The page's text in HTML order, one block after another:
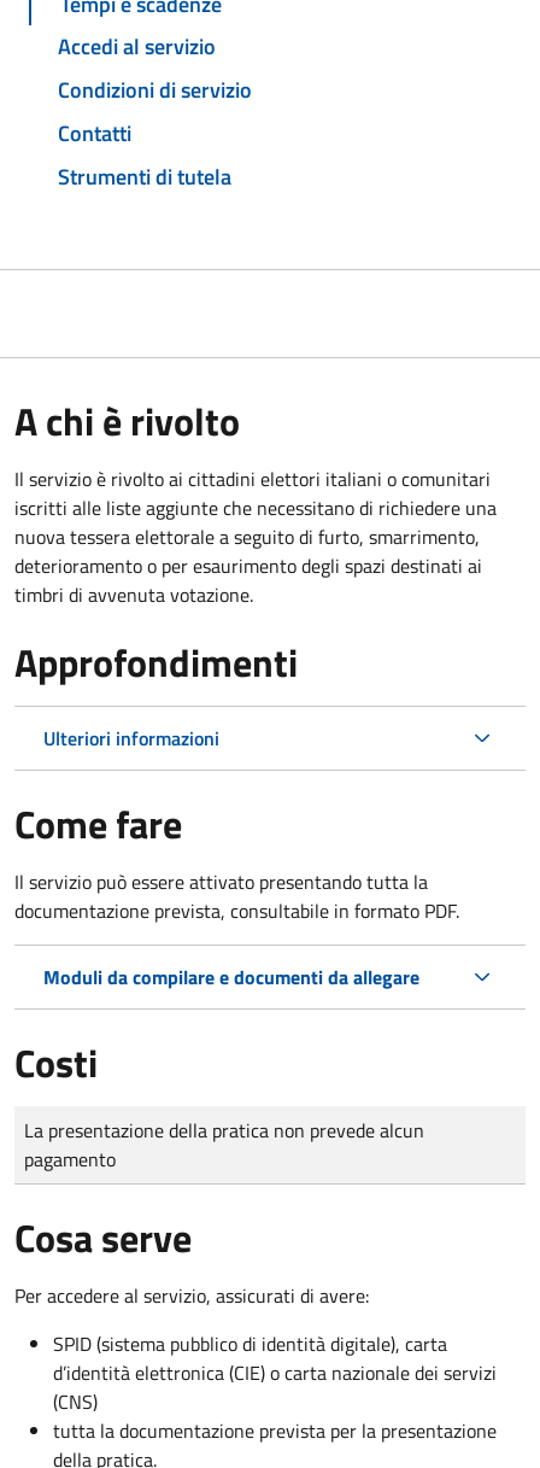
Accedi al servizio
Condizioni di servizio
Contatti
Strumenti di tutela
A chi è rivolto
Il servizio è rivolto ai cittadini elettori italiani o comunitari
iscritti alle liste aggiunte che necessitano di richiedere una
nuova tessera elettorale a seguito di furto, smarrimento,
deterioramento o per esaurimento degli spazi destinati ai
timbri di avvenuta votazione.
Approfondimenti
Ulteriori informazioni
Come fare
Il servizio può essere attivato presentando tutta la
documentazione prevista, consultabile in formato PDF.
Moduli da compilare e documenti da allegare
Costi
Tipo di pagamento
Importo
La presentazione della pratica non prevede alcun
pagamento
Cosa serve
Per accedere al servizio, assicurati di avere:
SPID (sistema pubblico di identità digitale), carta
d’identità elettronica (CIE) o carta nazionale dei servizi
(CNS)
tutta la documentazione prevista per la presentazione
della pratica.